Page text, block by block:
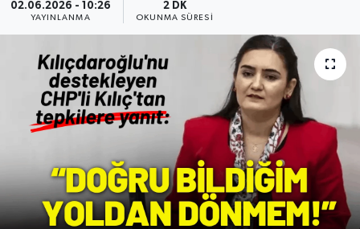
02.06.2026 - 10:26
YAYINLANMA
2 DK
OKUNMA SÜRESI